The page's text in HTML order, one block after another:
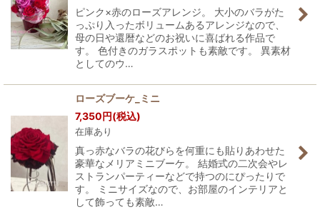
ピンク×赤のローズアレンジ。 大小のバラがた
っぷり入ったボリュームあるアレンジなので、
母の日や還暦などのお祝いに喜ばれる作品で
す。 色付きのガラスポットも素敵です。 異素材
としてのウ…
ローズブーケ_ミニ
7,350円(税込)
在庫あり
真っ赤なバラの花びらを何重にも貼りあわせた
豪華なメリアミニブーケ。 結婚式の二次会やレ
ストランパーティーなどで持つのにぴったりで
す。 ミニサイズなので、お部屋のインテリアと
して飾っても素敵…